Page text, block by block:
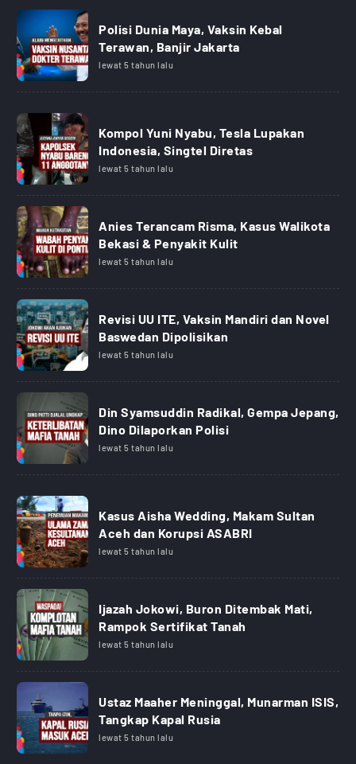
Polisi Dunia Maya, Vaksin Kebal
Terawan, Banjir Jakarta
lewat 5 tahun lalu
Kompol Yuni Nyabu, Tesla Lupakan
Indonesia, Singtel Diretas
lewat 5 tahun lalu
Anies Terancam Risma, Kasus Walikota
Bekasi & Penyakit Kulit
lewat 5 tahun lalu
Revisi UU ITE, Vaksin Mandiri dan Novel
Baswedan Dipolisikan
lewat 5 tahun lalu
Din Syamsuddin Radikal, Gempa Jepang,
Dino Dilaporkan Polisi
lewat 5 tahun lalu
Kasus Aisha Wedding, Makam Sultan
Aceh dan Korupsi ASABRI
lewat 5 tahun lalu
Ijazah Jokowi, Buron Ditembak Mati,
Rampok Sertifikat Tanah
lewat 5 tahun lalu
Ustaz Maaher Meninggal, Munarman ISIS,
Tangkap Kapal Rusia
lewat 5 tahun lalu